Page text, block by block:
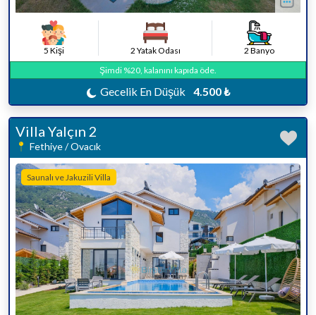
5 Kişi 2 Yatak Odası
2 Banyo
Şimdi %20, kalanını kapıda öde.
Gecelik En Düşük 4.500 ₺
Villa Yalçın 2
Fethiye / Ovacık
Saunalı ve Jakuzili Villa